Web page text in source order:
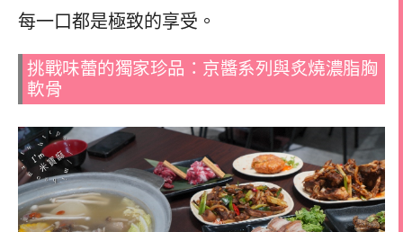
每一口都是極致的享受。
挑戰味蕾的獨家珍品：京醬系列與炙燒濃脂胸
軟骨